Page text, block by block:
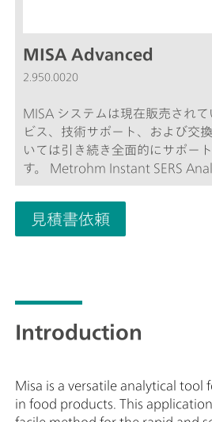
MISA Advanced
2.950.0020
MISA システムは現在販売され
ビス、技術サポート、および交
いては引き続き全面的にサポー
す。 Metrohm Instant SERS
違法物質、食品添加物、食品汚
量分析検出 / 識別に使用される、
ブルアナライザーシステムです。
ョンに様々なレーザークラス1 用
す。MISA Advanced パッケー
ナノ粒子溶液と P-SERS ストリ
見積書依頼
Introduction
Misa is a versatile analytical tool
in food products. This